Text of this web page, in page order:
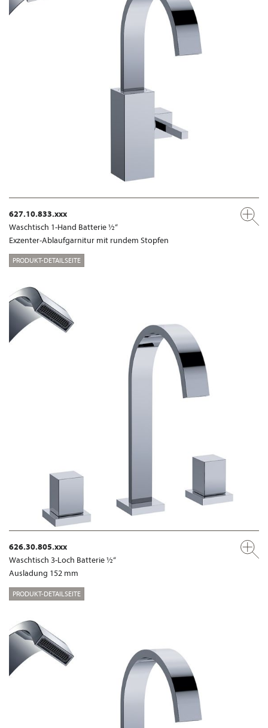
627.10.833.xxx
Waschtisch 1-Hand Batterie ½“
Exzenter-Ablaufgarnitur mit rundem Stopfen
PRODUKT-DETAILSEITE
626.30.805.xxx
Waschtisch 3-Loch Batterie ½“
Ausladung 152 mm
PRODUKT-DETAILSEITE